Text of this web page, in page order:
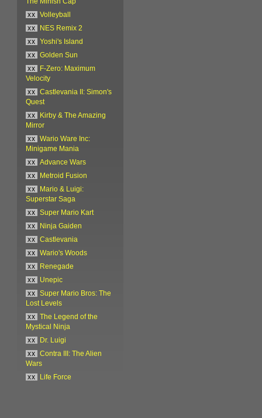
xx
Volleyball
xx
NES Remix 2
xx
Yoshi's Island
xx
Golden Sun
xx
F-Zero: Maximum
Velocity
xx
Castlevania II: Simon's
Quest
xx
Kirby & The Amazing
Mirror
xx
Wario Ware Inc:
Minigame Mania
xx
Advance Wars
xx
Metroid Fusion
xx
Mario & Luigi:
Superstar Saga
xx
Super Mario Kart
xx
Ninja Gaiden
xx
Castlevania
xx
Wario's Woods
xx
Renegade
xx
Unepic
xx
Super Mario Bros: The
Lost Levels
xx
The Legend of the
Mystical Ninja
xx
Dr. Luigi
xx
Contra III: The Alien
Wars
xx
Life Force